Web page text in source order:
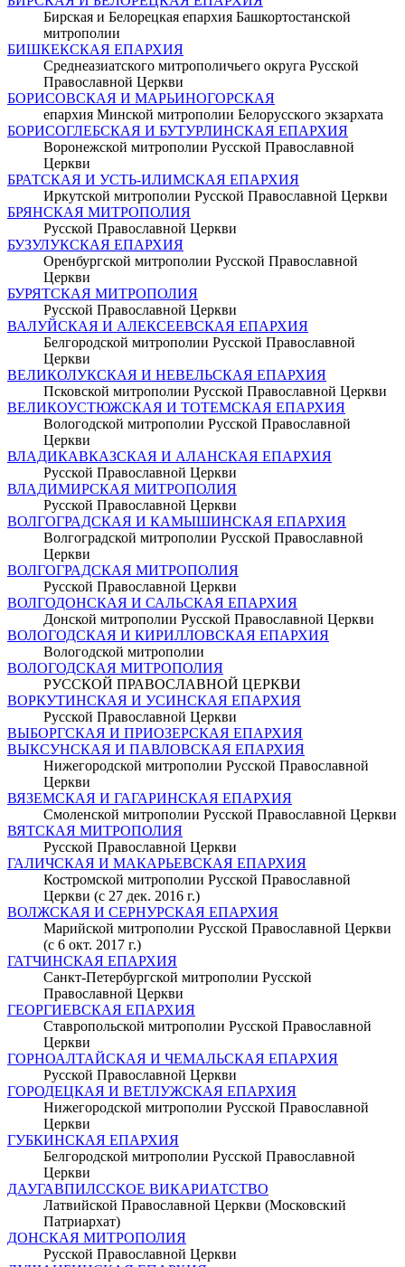
Бирская и Белорецкая епархия Башкортостанской
митрополии
БИШКЕКСКАЯ ЕПАРХИЯ
Среднеазиатского митрополичьего округа Русской
Православной Церкви
БОРИСОВСКАЯ И МАРЬИНОГОРСКАЯ
епархия Минской митрополии Белорусского экзархата
БОРИСОГЛЕБСКАЯ И БУТУРЛИНСКАЯ ЕПАРХИЯ
Воронежской митрополии Русской Православной
Церкви
БРАТСКАЯ И УСТЬ-ИЛИМСКАЯ ЕПАРХИЯ
Иркутской митрополии Русской Православной Церкви
БРЯНСКАЯ МИТРОПОЛИЯ
Русской Православной Церкви
БУЗУЛУКСКАЯ ЕПАРХИЯ
Оренбургской митрополии Русской Православной
Церкви
БУРЯТСКАЯ МИТРОПОЛИЯ
Русской Православной Церкви
ВАЛУЙСКАЯ И АЛЕКСЕЕВСКАЯ ЕПАРХИЯ
Белгородской митрополии Русской Православной
Церкви
ВЕЛИКОЛУКСКАЯ И НЕВЕЛЬСКАЯ ЕПАРХИЯ
Псковской митрополии Русской Православной Церкви
ВЕЛИКОУСТЮЖСКАЯ И ТОТЕМСКАЯ ЕПАРХИЯ
Вологодской митрополии Русской Православной
Церкви
ВЛАДИКАВКАЗСКАЯ И АЛАНСКАЯ ЕПАРХИЯ
Русской Православной Церкви
ВЛАДИМИРСКАЯ МИТРОПОЛИЯ
Русской Православной Церкви
ВОЛГОГРАДСКАЯ И КАМЫШИНСКАЯ ЕПАРХИЯ
Волгоградской митрополии Русской Православной
Церкви
ВОЛГОГРАДСКАЯ МИТРОПОЛИЯ
Русской Православной Церкви
ВОЛГОДОНСКАЯ И САЛЬСКАЯ ЕПАРХИЯ
Донской митрополии Русской Православной Церкви
ВОЛОГОДСКАЯ И КИРИЛЛОВСКАЯ ЕПАРХИЯ
Вологодской митрополии
ВОЛОГОДСКАЯ МИТРОПОЛИЯ
РУССКОЙ ПРАВОСЛАВНОЙ ЦЕРКВИ
ВОРКУТИНСКАЯ И УСИНСКАЯ ЕПАРХИЯ
Русской Православной Церкви
ВЫБОРГСКАЯ И ПРИОЗЕРСКАЯ ЕПАРХИЯ
ВЫКСУНСКАЯ И ПАВЛОВСКАЯ ЕПАРХИЯ
Нижегородской митрополии Русской Православной
Церкви
ВЯЗЕМСКАЯ И ГАГАРИНСКАЯ ЕПАРХИЯ
Смоленской митрополии Русской Православной Церкви
ВЯТСКАЯ МИТРОПОЛИЯ
Русской Православной Церкви
ГАЛИЧСКАЯ И МАКАРЬЕВСКАЯ ЕПАРХИЯ
Костромской митрополии Русской Православной
Церкви (с 27 дек. 2016 г.)
ВОЛЖСКАЯ И СЕРНУРСКАЯ ЕПАРХИЯ
Марийской митрополии Русской Православной Церкви
(с 6 окт. 2017 г.)
ГАТЧИНСКАЯ ЕПАРХИЯ
Санкт-Петербургской митрополии Русской
Православной Церкви
ГЕОРГИЕВСКАЯ ЕПАРХИЯ
Ставропольской митрополии Русской Православной
Церкви
ГОРНОАЛТАЙСКАЯ И ЧЕМАЛЬСКАЯ ЕПАРХИЯ
Русской Православной Церкви
ГОРОДЕЦКАЯ И ВЕТЛУЖСКАЯ ЕПАРХИЯ
Нижегородской митрополии Русской Православной
Церкви
ГУБКИНСКАЯ ЕПАРХИЯ
Белгородской митрополии Русской Православной
Церкви
ДАУГАВПИЛССКОЕ ВИКАРИАТСТВО
Латвийской Православной Церкви (Московский
Патриархат)
ДОНСКАЯ МИТРОПОЛИЯ
Русской Православной Церкви